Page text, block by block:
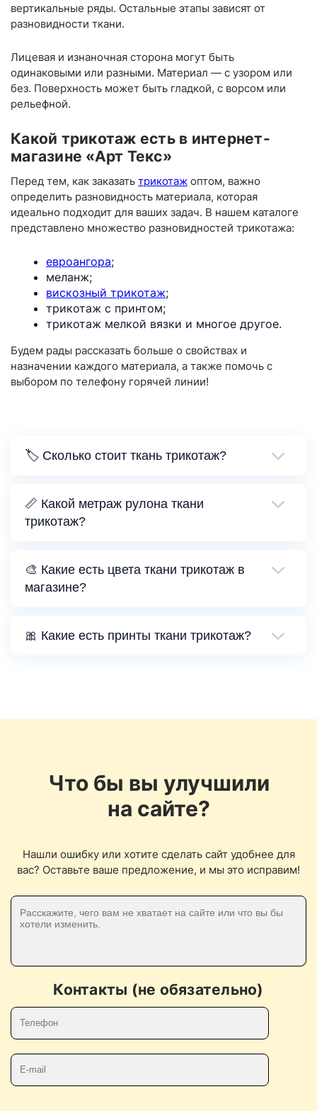
вертикальные ряды. Остальные этапы зависят от
разновидности ткани.
Лицевая и изнаночная сторона могут быть
одинаковыми или разными. Материал — с узором или
без. Поверхность может быть гладкой, с ворсом или
рельефной.
Какой трикотаж есть в интернет-
магазине «Арт Текс»
Перед тем, как заказать трикотаж оптом, важно
определить разновидность материала, которая
идеально подходит для ваших задач. В нашем каталоге
представлено множество разновидностей трикотажа:
евроангора;
меланж;
вискозный трикотаж;
трикотаж с принтом;
трикотаж мелкой вязки и многое другое.
Будем рады рассказать больше о свойствах и
назначении каждого материала, а также помочь с
выбором по телефону горячей линии!
🏷️ Сколько стоит ткань трикотаж?
📏 Какой метраж рулона ткани
трикотаж?
🎨 Какие есть цвета ткани трикотаж в
магазине?
🎀 Какие есть принты ткани трикотаж?
Что бы вы улучшили
на сайте?
Нашли ошибку или хотите сделать сайт удобнее для
вас? Оставьте ваше предложение, и мы это исправим!
Контакты (не обязательно)